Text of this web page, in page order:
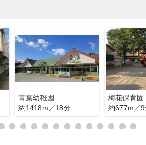
青葉幼稚園
約1418m／18分
梅花保育園
約677m／